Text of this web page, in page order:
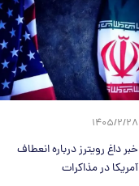
۱۴۰۵/۲/۲۸
خبر داغ رویترز درباره انعطاف
آمریکا در مذاکرات